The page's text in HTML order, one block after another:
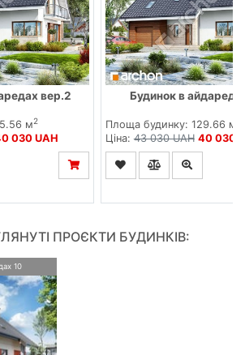
вер.2
м2
030 UAH
Будинок в
Площа будинку: 129.66 м
Ціна:43 030 UAH 40 030
ПРОЄКТИ БУДИНКІВ:
10